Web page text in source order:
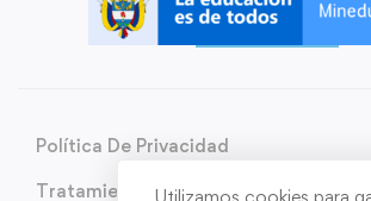
Política De Privacidad
Tratamiento de Datos Personales